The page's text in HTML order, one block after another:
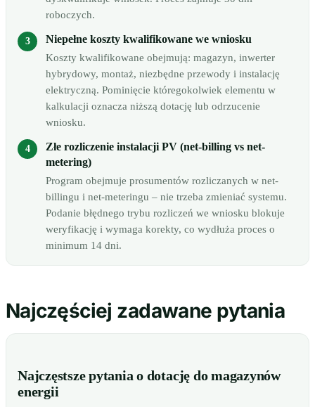
roboczych.
Niepełne koszty kwalifikowane we wniosku
Koszty kwalifikowane obejmują: magazyn, inwerter
hybrydowy, montaż, niezbędne przewody i instalację
elektryczną. Pominięcie któregokolwiek elementu w
kalkulacji oznacza niższą dotację lub odrzucenie
wniosku.
Złe rozliczenie instalacji PV (net-billing vs net-
metering)
Program obejmuje prosumentów rozliczanych w net-
billingu i net-meteringu – nie trzeba zmieniać systemu.
Podanie błędnego trybu rozliczeń we wniosku blokuje
weryfikację i wymaga korekty, co wydłuża proces o
minimum 14 dni.
Najczęściej zadawane pytania
Najczęstsze pytania o dotację do magazynów
energii